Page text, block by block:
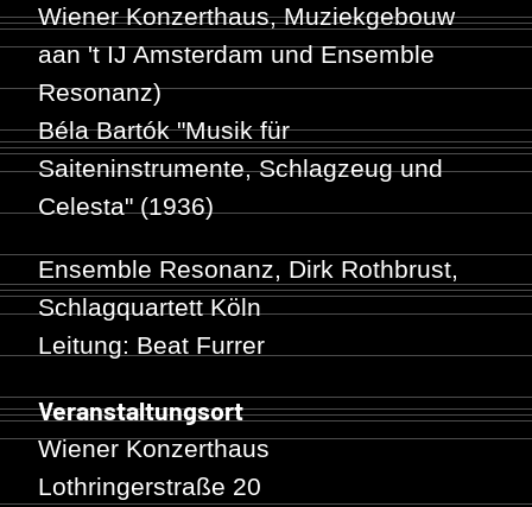
Wiener Konzerthaus, Muziekgebouw
aan 't IJ Amsterdam und Ensemble
Resonanz)
Béla Bartók"Musik für
Saiteninstrumente, Schlagzeug und
Celesta" (1936)
Ensemble Resonanz, Dirk Rothbrust,
Schlagquartett Köln
Leitung: Beat Furrer
Veranstaltungsort
Wiener Konzerthaus
Lothringerstraße 20